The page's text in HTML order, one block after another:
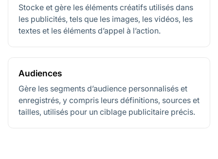
Stocke et gère les éléments créatifs utilisés dans
les publicités, tels que les images, les vidéos, les
textes et les éléments d’appel à l’action.
Audiences
Gère les segments d’audience personnalisés et
enregistrés, y compris leurs définitions, sources et
tailles, utilisés pour un ciblage publicitaire précis.